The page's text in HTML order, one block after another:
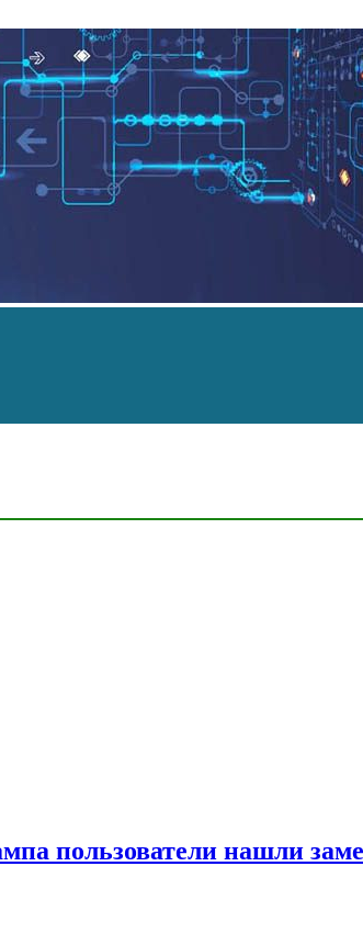
пользователи нашли